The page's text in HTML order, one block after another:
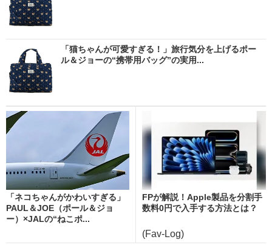
「猫ちゃんが可愛すぎる！」旅行気分を上げるポー
ル＆ジョーの“携帯用バッグ”の実用...
「ネコちゃんがかわいすぎる」
PAUL＆JOE（ポール＆ジョ
ー）×JALの“ねこポ...
FPが解説！Apple製品を分割手
数料0円で入手する方法とは？
(Fav-Log)